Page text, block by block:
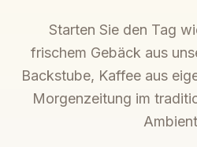
Starten Sie den Tag
frischem Gebäck aus
Backstube, Kaffee aus
Morgenzeitung im